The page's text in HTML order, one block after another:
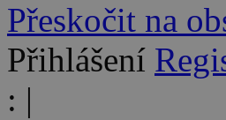
Přeskočit na
Přihlášení
: |